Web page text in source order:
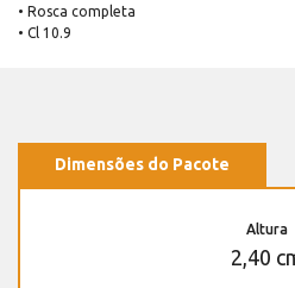
• Rosca completa
• Cl 10.9
Dimensões do Pacote
Altura
2,40